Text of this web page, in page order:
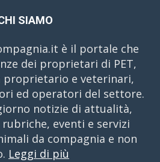
SIAMO
è il portale che
dei proprietari di PET,
e veterinari,
ed operatori del settore.
notizie di attualità,
eventi e servizi
da compagnia e non
Leggi di più